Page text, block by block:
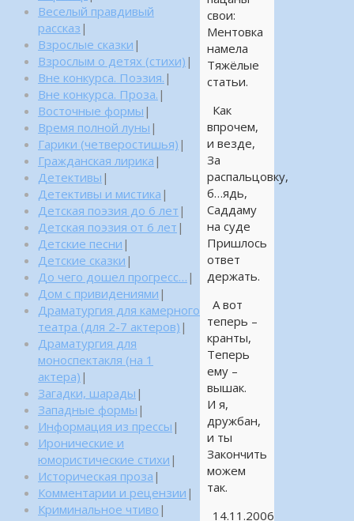
свои:
Ментовка
намела
Тяжёлые
статьи.
Как
впрочем,
и везде,
За
распальцовку,
б…ядь,
Саддаму
на суде
Пришлось
ответ
держать.
А вот
теперь –
кранты,
Теперь
ему –
вышак.
И я,
дружбан,
и ты
Закончить
можем
так.
14.11.2006
Веселый правдивый
рассказ |
Взрослые сказки |
Взрослым о детях (стихи) |
Вне конкурса. Поэзия. |
Вне конкурса. Проза. |
Восточные формы |
Время полной луны |
Гарики (четверостишья) |
Гражданская лирика |
Детективы |
Детективы и мистика |
Детская поэзия до 6 лет |
Детская поэзия от 6 лет |
Детские песни |
Детские сказки |
До чего дошел прогресс… |
Дом с привидениями |
Драматургия для камерного
театра (для 2-7 актеров) |
Драматургия для
моноспектакля (на 1
актера) |
Загадки, шарады |
Западные формы |
Информация из прессы |
Иронические и
юмористические стихи |
Историческая проза |
Комментарии и рецензии |
Криминальное чтиво |